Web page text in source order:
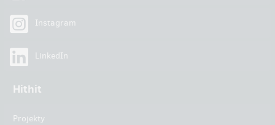
Instagram
LinkedIn
Hithit
Projekty